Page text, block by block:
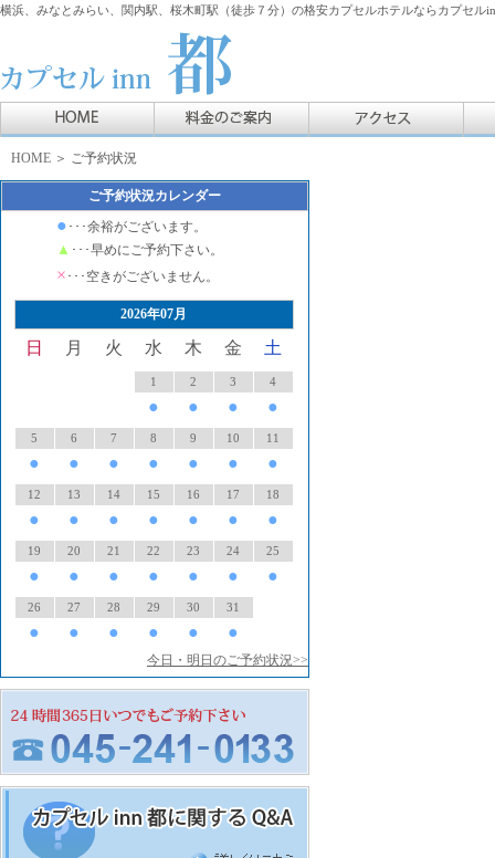
横浜、みなとみらい、関内駅、桜木町駅（徒歩７分）の格安カプセルホテルならカプセル
HOME ＞ ご予約状況
ご予約状況カレンダー
● ･･･余裕がございます。
▲ ･･･早めにご予約下さい。
× ･･･空きがございません。
2026年07月
日 月 火 水 木 金 土
1
●
2
●
3
●
4
●
5
●
6
●
7
●
8
●
9
●
10
●
11
●
12
●
13
●
14
●
15
●
16
●
17
●
18
●
19
●
20
●
21
●
22
●
23
●
24
●
25
●
26
●
27
●
28
●
29
●
30
●
31
●
今日・明日のご予約状況>>